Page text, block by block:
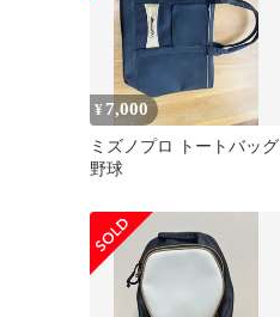
¥ 7,000
ミズノプロ トートバッグ
野球